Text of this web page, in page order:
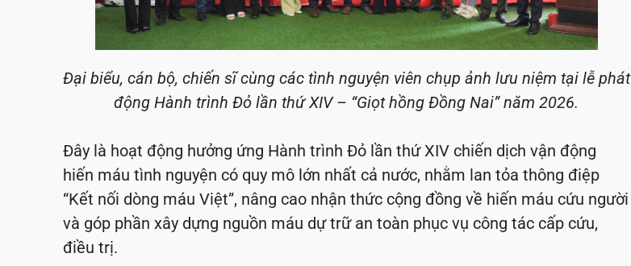
Đại biểu, cán bộ, chiến sĩ cùng các tình nguyện viên chụp ảnh lưu niệm tại lễ phát
động Hành trình Đỏ lần thứ XIV – “Giọt hồng Đồng Nai” năm 2026.
Đây là hoạt động hưởng ứng Hành trình Đỏ lần thứ XIV chiến dịch vận động
hiến máu tình nguyện có quy mô lớn nhất cả nước, nhằm lan tỏa thông điệp
“Kết nối dòng máu Việt”, nâng cao nhận thức cộng đồng về hiến máu cứu người
và góp phần xây dựng nguồn máu dự trữ an toàn phục vụ công tác cấp cứu,
điều trị.